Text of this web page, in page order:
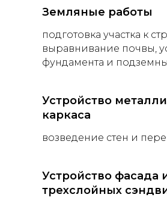
Земляные работы
подготовка участка к
выравнивание почвы,
фундамента и
Устройство
каркаса
возведение стен и
Устройство фасада
трехслойных